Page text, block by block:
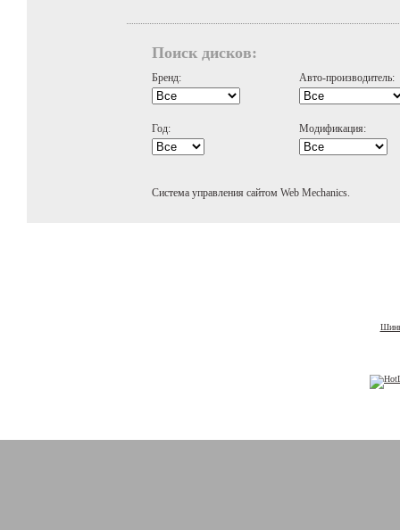
Поиск дисков:
Бренд: Авто-производитель:
Год: Модификация:
Система управления сайтом Web Mechanics.